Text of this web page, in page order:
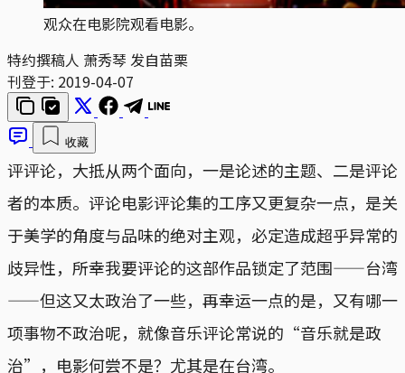
观众在电影院观看电影。
特约撰稿人 萧秀琴 发自苗栗
刊登于: 2019-04-07
收藏
评评论，大抵从两个面向，一是论述的主题、二是评论
者的本质。评论电影评论集的工序又更复杂一点，是关
于美学的角度与品味的绝对主观，必定造成超乎异常的
歧异性，所幸我要评论的这部作品锁定了范围——台湾
——但这又太政治了一些，再幸运一点的是，又有哪一
项事物不政治呢，就像音乐评论常说的“音乐就是政
治”，电影何尝不是？尤其是在台湾。